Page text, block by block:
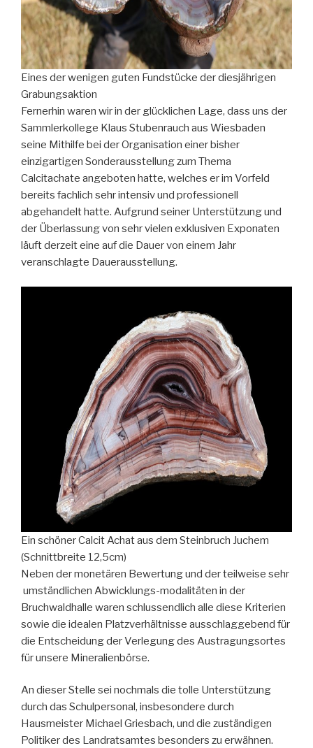
Eines der wenigen guten Fundstücke der diesjährigen
Grabungsaktion
Fernerhin waren wir in der glücklichen Lage, dass uns der
Sammlerkollege Klaus Stubenrauch aus Wiesbaden
seine Mithilfe bei der Organisation einer bisher
einzigartigen Sonderausstellung zum Thema
Calcitachate angeboten hatte, welches er im Vorfeld
bereits fachlich sehr intensiv und professionell
abgehandelt hatte. Aufgrund seiner Unterstützung und
der Überlassung von sehr vielen exklusiven Exponaten
läuft derzeit eine auf die Dauer von einem Jahr
veranschlagte Dauerausstellung.
Ein schöner Calcit Achat aus dem Steinbruch Juchem
(Schnittbreite 12,5cm)
Neben der monetären Bewertung und der teilweise sehr
umständlichen Abwicklungs-modalitäten in der
Bruchwaldhalle waren schlussendlich alle diese Kriterien
sowie die idealen Platzverhältnisse ausschlaggebend für
die Entscheidung der Verlegung des Austragungsortes
für unsere Mineralienbörse.
An dieser Stelle sei nochmals die tolle Unterstützung
durch das Schulpersonal, insbesondere durch
Hausmeister Michael Griesbach, und die zuständigen
Politiker des Landratsamtes besonders zu erwähnen.